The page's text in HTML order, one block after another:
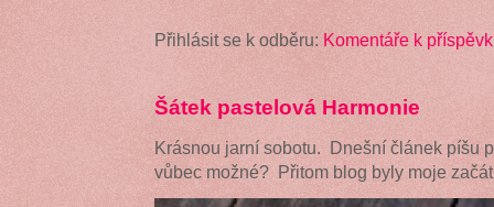
Přihlásit se k odběru: Komentáře k
Šátek pastelová Harmonie
Krásnou jarní sobotu. Dnešní článek píšu
vůbec možné? Přitom blog byly moje